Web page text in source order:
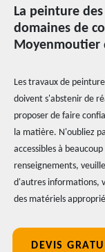
La peinture
domaines de
Moyenmoutier
Les travaux de
doivent s'abstenir de
proposer de faire
la matière. N'oubliez
accessibles à
renseignements,
d'autres informations,
des matériels
DEVIS